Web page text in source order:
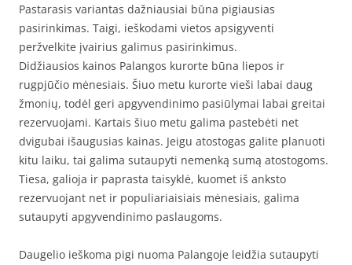
Pastarasis variantas dažniausiai būna pigiausias
pasirinkimas. Taigi, ieškodami vietos apsigyventi
peržvelkite įvairius galimus pasirinkimus.
Didžiausios kainos Palangos kurorte būna liepos ir
rugpjūčio mėnesiais. Šiuo metu kurorte vieši labai daug
žmonių, todėl geri apgyvendinimo pasiūlymai labai greitai
rezervuojami. Kartais šiuo metu galima pastebėti net
dvigubai išaugusias kainas. Jeigu atostogas galite planuoti
kitu laiku, tai galima sutaupyti nemenką sumą atostogoms.
Tiesa, galioja ir paprasta taisyklė, kuomet iš anksto
rezervuojant net ir populiariaisiais mėnesiais, galima
sutaupyti apgyvendinimo paslaugoms.
Daugelio ieškoma pigi nuoma Palangoje leidžia sutaupyti